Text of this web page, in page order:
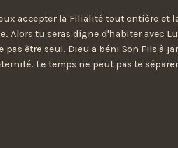
accepter la Filialité tout entière et
Alors tu seras digne d'habiter avec
pas être seul. Dieu a béni Son Fils à
Le temps ne peut pas te